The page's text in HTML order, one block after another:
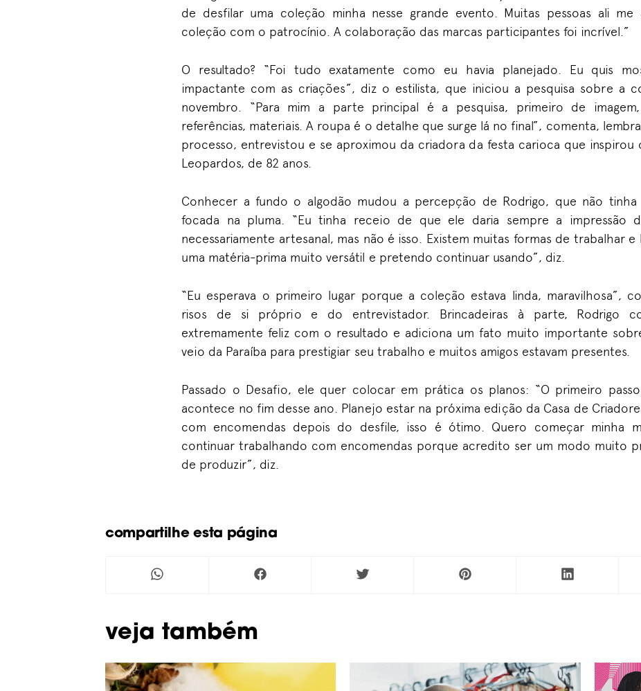
de desfilar uma coleção minha nesse grande evento. Muitas pessoas ali me
coleção com o patrocínio. A colaboração das marcas participantes foi incrível.”
O resultado? “Foi tudo exatamente como eu havia planejado. Eu quis
impactante com as criações”, diz o estilista, que iniciou a pesquisa sobre a
novembro. “Para mim a parte principal é a pesquisa, primeiro de
referências, materiais. A roupa é o detalhe que surge lá no final”, comenta,
processo, entrevistou e se aproximou da criadora da festa carioca que inspirou
Leopardos, de 82 anos.
Conhecer a fundo o algodão mudou a percepção de Rodrigo, que não
focada na pluma. “Eu tinha receio de que ele daria sempre a impressão
necessariamente artesanal, mas não é isso. Existem muitas formas de trabalhar
uma matéria-prima muito versátil e pretendo continuar usando”, diz.
“Eu esperava o primeiro lugar porque a coleção estava linda, maravilhosa”,
risos de si próprio e do entrevistador. Brincadeiras à parte, Rodrigo
extremamente feliz com o resultado e adiciona um fato muito importante
veio da Paraíba para prestigiar seu trabalho e muitos amigos estavam presentes.
Passado o Desafio, ele quer colocar em prática os planos: “O primeiro
acontece no fim desse ano. Planejo estar na próxima edição da Casa de
com encomendas depois do desfile, isso é ótimo. Quero começar minha
continuar trabalhando com encomendas porque acredito ser um modo muito
de produzir”, diz.
compartilhe esta página
Veja também